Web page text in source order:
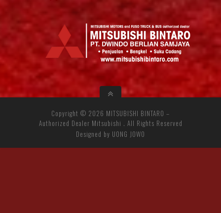
Copyright © 2026 MITSUBISHI BINTARO –
Authorized Dealer Mitsubishi . All Rights Reserved
Designed by UONG JOWO